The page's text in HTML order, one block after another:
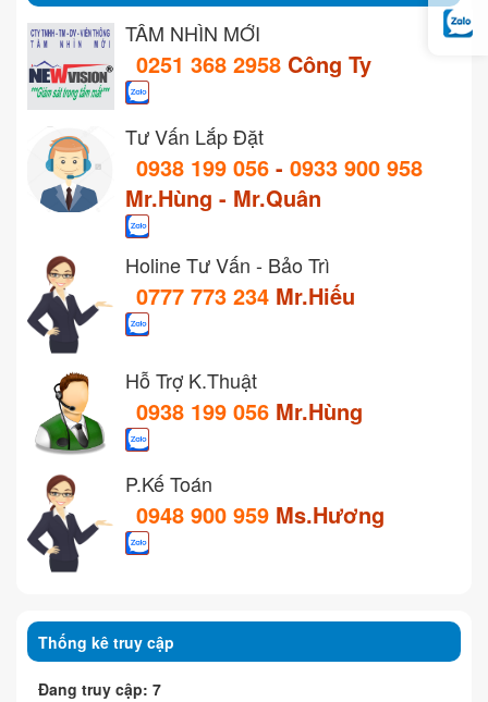
TẦM NHÌN MỚI
0251 368 2958 Công Ty
Tư Vấn Lắp Đặt
0938 199 056 - 0933 900 958
Mr.Hùng - Mr.Quân
Holine Tư Vấn - Bảo Trì
0777 773 234 Mr.Hiếu
Hỗ Trợ K.Thuật
0938 199 056 Mr.Hùng
P.Kế Toán
0948 900 959 Ms.Hương
Thống kê truy cập
Đang truy cập: 7